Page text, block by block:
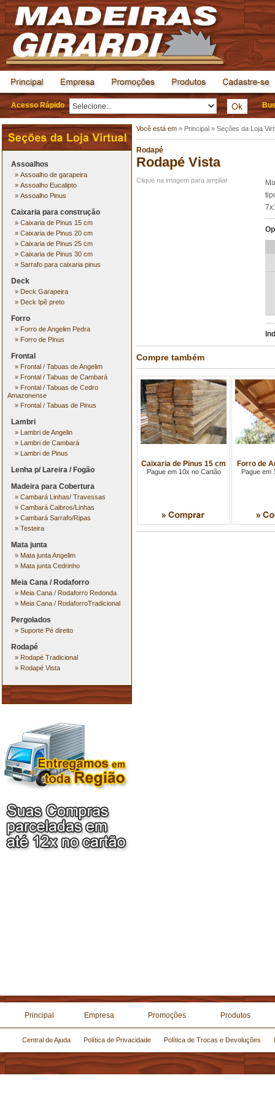
Acesso Rápido
Assoalhos
» Assoalho de garapeira
» Assoalho Eucalipto
» Assoalho Pinus
Caixaria para construção
» Caixaria de Pinus 15 cm
» Caixaria de Pinus 20 cm
» Caixaria de Pinus 25 cm
» Caixaria de Pinus 30 cm
» Sarrafo para caixaria pinus
Deck
» Deck Garapeira
» Deck Ipê preto
Forro
» Forro de Angelim Pedra
» Forro de Pinus
Frontal
» Frontal / Tabuas de Angelim
» Frontal / Tabuas de Cambará
» Frontal / Tabuas de Cedro
Amazonense
» Frontal / Tabuas de Pinus
Lambri
» Lambri de Angelin
» Lambri de Cambará
» Lambri de Pinus
Lenha p/ Lareira / Fogão
Madeira para Cobertura
» Cambará Linhas/ Travessas
» Cambará Caibros/Linhas
» Cambará Sarrafo/Ripas
» Testeira
Mata junta
» Mata junta Angelim
» Mata junta Cedrinho
Meia Cana / Rodaforro
» Meia Cana / Rodaforro Redonda
» Meia Cana / RodaforroTradicional
Pergolados
» Suporte Pé direito
Rodapé
» Rodapé Tradicional
» Rodapé Vista
Você está em » Principal » Seções da Loja
Rodapé
Rodapé Vista
Clique na imagem para ampliar
Compre também
Caixaria de Pinus 15 cm
Pague em 10x no Cartão
Forro de
Pague em
Principal Empresa Promoções Produtos
Central de Ajuda Política de Privacidade Política de Trocas e Devoluções